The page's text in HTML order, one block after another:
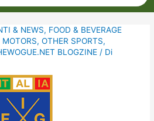
& NEWS, FOOD & BEVERAGE
MOTORS,OTHER SPORTS,
BLOGZINE / Di